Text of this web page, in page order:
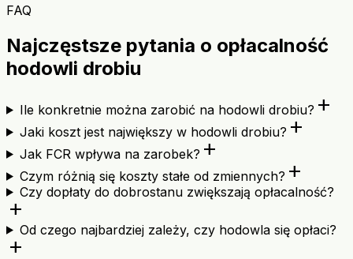
FAQ
Najczęstsze pytania o opłacalność
hodowli drobiu
Ile konkretnie można zarobić na hodowli drobiu? add
Jaki koszt jest największy w hodowli drobiu? add
Jak FCR wpływa na zarobek? add
Czym różnią się koszty stałe od zmiennych? add
Czy dopłaty do dobrostanu zwiększają opłacalność?
add
Od czego najbardziej zależy, czy hodowla się opłaci?
add